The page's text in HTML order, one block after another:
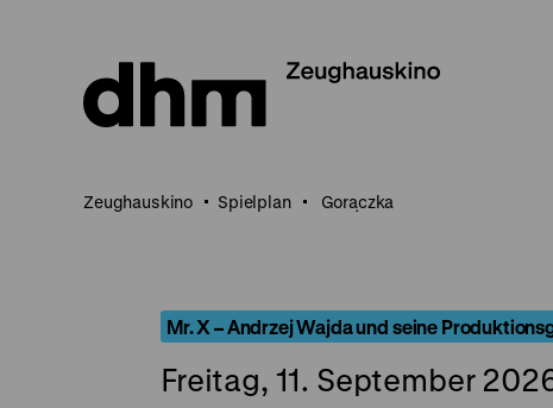
Seiteninhalt
springen
Zeughauskino Spielplan Gorączka
Mr. X – Andrzej Wajda und seine
Freitag, 11. September